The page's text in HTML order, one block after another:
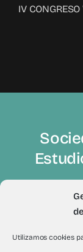
Utilizamos cookies
IV CONGRESO